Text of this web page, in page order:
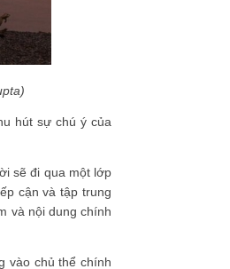
hút sự chú ý của
sẽ đi qua một lớp
cận và tập trung
và nội dung chính
vào chủ thể chính